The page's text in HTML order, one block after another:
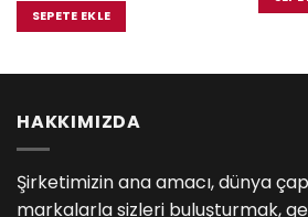
₺5,320.00.
SEPETE EKLE
HAKKIMIZDA
Şirketimizin ana amacı, dünya
markalarla sizleri buluşturmak,